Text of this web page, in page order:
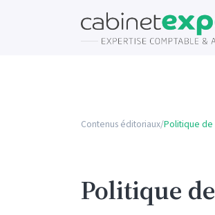
Contenus éditoriaux/Politique
Politique